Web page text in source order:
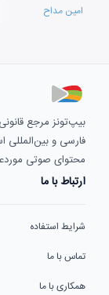
امین مداح
بیپ‌تونز مرجع
فارسی و بین‌المللی
محتوای صوتی
ارتباط با ما
شرایط استفاده
تماس با ما
همکاری با ما